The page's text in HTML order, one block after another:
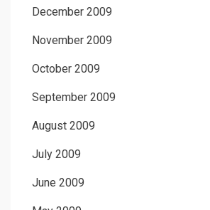
December 2009
November 2009
October 2009
September 2009
August 2009
July 2009
June 2009